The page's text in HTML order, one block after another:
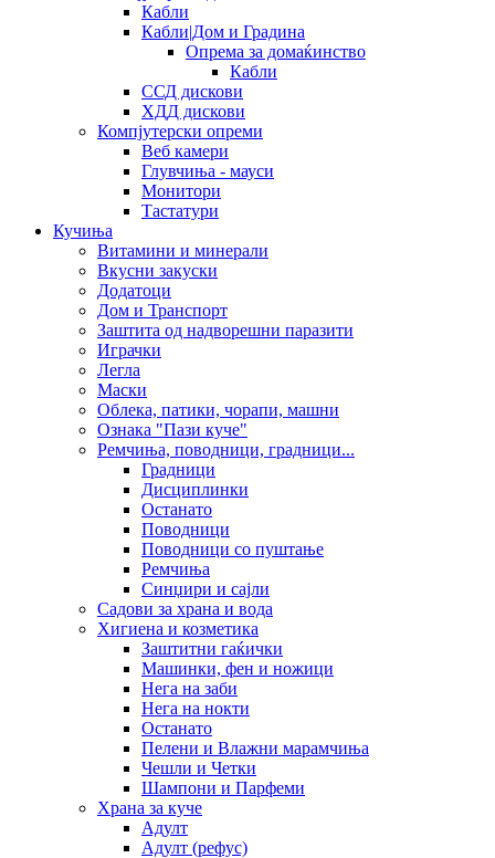
Кабли
Кабли|Дом и Градина
Опрема за домаќинство
Кабли
ССД дискови
ХДД дискови
Компјутерски опреми
Веб камери
Глувчиња - мауси
Монитори
Тастатури
Кучиња
Витамини и минерали
Вкусни закуски
Додатоци
Дом и Транспорт
Заштита од надворешни паразити
Играчки
Легла
Маски
Облека, патики, чорапи, машни
Ознака "Пази куче"
Ремчиња, поводници, градници...
Градници
Дисциплинки
Останато
Поводници
Поводници со пуштање
Ремчиња
Синџири и сајли
Садови за храна и вода
Хигиена и козметика
Заштитни гаќички
Машинки, фен и ножици
Нега на заби
Нега на нокти
Останато
Пелени и Влажни марамчиња
Чешли и Четки
Шампони и Парфеми
Храна за куче
Адулт
Адулт (рефус)